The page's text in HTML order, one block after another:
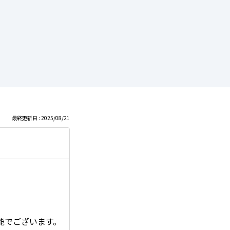
最終更新日 : 2025/08/21
ございます。